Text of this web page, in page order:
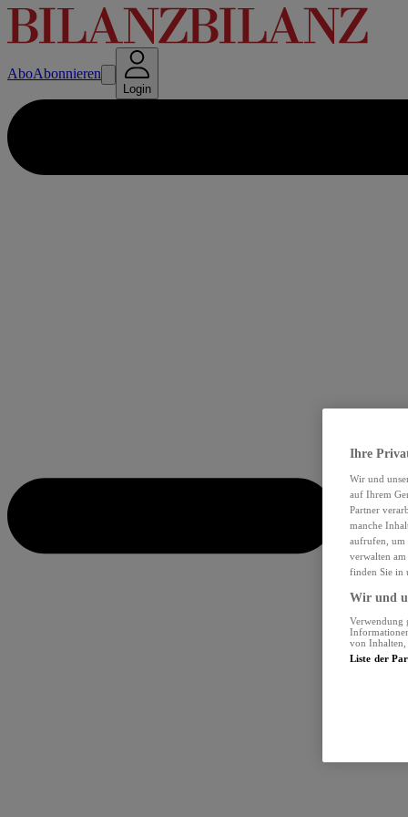
AboAbonnieren
Login
Ihre
Wir und
auf Ihrem
Partner
manche
aufrufen, um
verwalten
finden Sie in
Wir und
Verwendung
von Inhalten,
Liste der